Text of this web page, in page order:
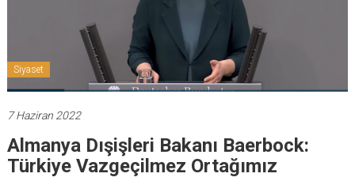
Siyaset
7 Haziran 2022
Almanya Dışişleri Bakanı Baerbock:
Türkiye Vazgeçilmez Ortağımız